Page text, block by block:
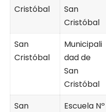
Cristóbal
San
Cristóbal
San
Cristóbal
Municipali
dad de
San
Cristóbal
San
Escuela Nº